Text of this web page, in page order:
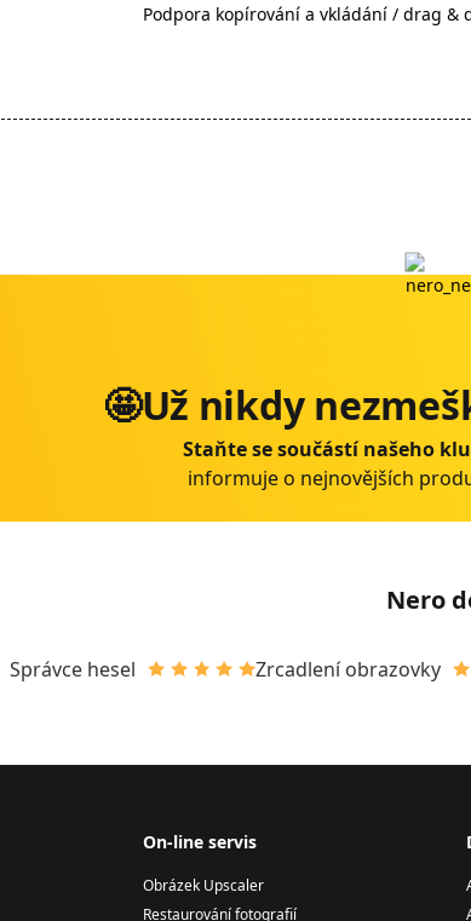
Podpora kopírování a vkládání / drag
🤩Už nikdy
Staňte se součástí našeho
informuje o nejnovějších
Nero
Správce hesel Zrcadlení obrazovky
On-line servis
Obrázek Upscaler
Restaurování fotografií